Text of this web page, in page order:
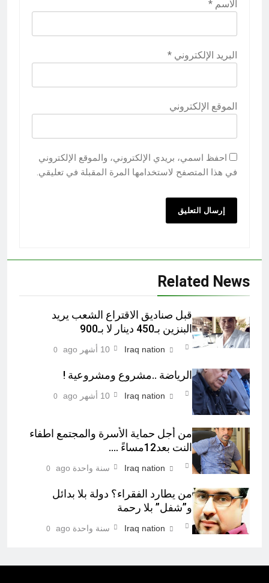
الاسم *
البريد الإلكتروني *
الموقع الإلكتروني
احفظ اسمي، بريدي الإلكتروني، والموقع الإلكتروني
في هذا المتصفح لاستخدامها المرة المقبلة في تعليقي.
Related News
قبل صناديق الاقتراع الشعب يريد
البنزين بـ450 دينار لا بـ900
Iraq nation 10 أشهر ago 0
الرياضة ..مشروع ومشروعية !
Iraq nation 10 أشهر ago 0
من أجل حماية الأسرة والمجتمع اطفاء
النت بعد12مساءً ….
Iraq nation سنة واحدة ago 0
من يطارد الفقراء؟ دولة بلا بدائل
و”شفل” بلا رحمة
Iraq nation سنة واحدة ago 0